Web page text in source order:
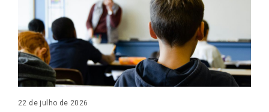
22 de julho de 2026